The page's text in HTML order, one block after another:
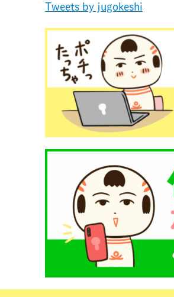
Tweets by jugokeshi